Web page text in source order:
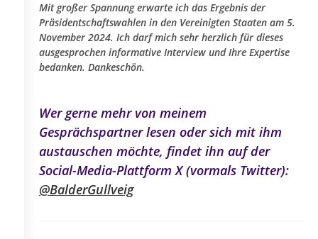
Mit großer Spannung erwarte ich das Ergebnis der
Präsidentschaftswahlen in den Vereinigten Staaten am 5.
November 2024. Ich darf mich sehr herzlich für dieses
ausgesprochen informative Interview und Ihre Expertise
bedanken. Dankeschön.
Wer gerne mehr von meinem
Gesprächspartner lesen oder sich mit ihm
austauschen möchte, findet ihn auf der
Social-Media-Plattform X (vormals Twitter):
@BalderGullveig